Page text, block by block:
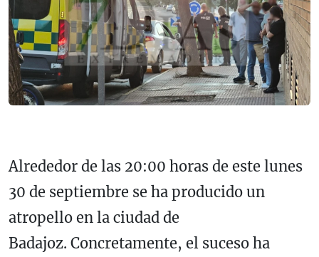
Alrededor de las 20:00 horas de este lunes
30 de septiembre se ha producido un
atropello en la ciudad de
Badajoz. Concretamente, el suceso ha